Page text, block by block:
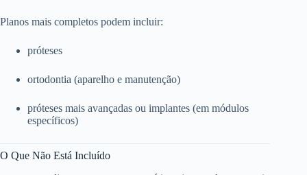
Planos mais completos podem incluir:
próteses
ortodontia (aparelho e manutenção)
próteses mais avançadas ou implantes (em módulos
específicos)
O Que Não Está Incluído